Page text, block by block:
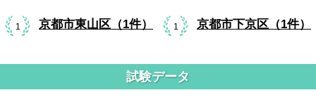
1 京都市東山区（1件） 1 京都市下京区（1件）
試験データ